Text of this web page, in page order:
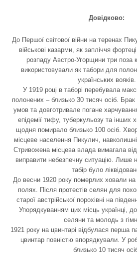
Довідково:
До Першої світової війни на теренах
військові казарми, як запліччя
розпаду Австро-Угорщини три поза
використовували як табори для
українських вояків.
У 1919 році в таборі перебувала
полонених – близько 30 тисяч осіб. Брак
умов та довготривале погане
епідемії тифу, туберкульозу та інших
щодня помирало близько 100 осіб.
місцеве населення Пикулич,
Стривожена місцева влада вимагала
виправити небезпечну ситуацію. Лише
табір було
До весни 1920 року померлих ховали
полях. Після протестів селян для
старої австрійської порохівні на
Упорядкуванням цих місць українці,
селяни та молодь з
1921 року на цвинтарі відбулася перша
цвинтар повністю впорядкували. У
близько 10 тисяч